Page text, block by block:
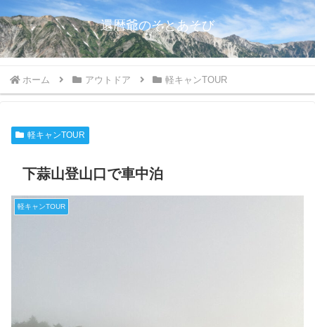
還暦爺のそとあそび
ホーム アウトドア 軽キャンTOUR
軽キャンTOUR
下蒜山登山口で車中泊
軽キャンTOUR